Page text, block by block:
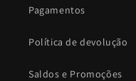
Pagamentos
Política de devolução
Saldos e Promoções